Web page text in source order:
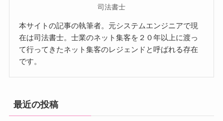
司法書士
本サイトの記事の執筆者。元システムエンジニアで現
在は司法書士。士業のネット集客を２０年以上に渡っ
て行ってきたネット集客のレジェンドと呼ばれる存在
です。
最近の投稿